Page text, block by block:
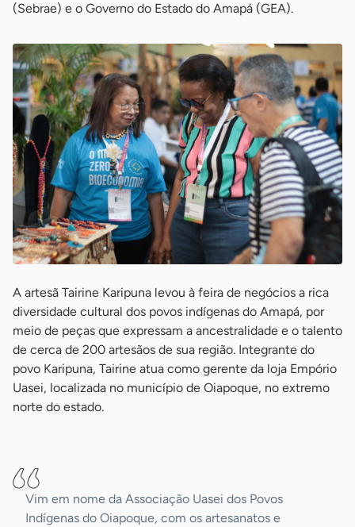
(Sebrae) e o Governo do Estado do Amapá (GEA).
A artesã Tairine Karipuna levou à feira de negócios a rica
diversidade cultural dos povos indígenas do Amapá, por
meio de peças que expressam a ancestralidade e o talento
de cerca de 200 artesãos de sua região. Integrante do
povo Karipuna, Tairine atua como gerente da loja Empório
Uasei, localizada no município de Oiapoque, no extremo
norte do estado.
Vim em nome da Associação Uasei dos Povos
Indígenas do Oiapoque, com os artesanatos e